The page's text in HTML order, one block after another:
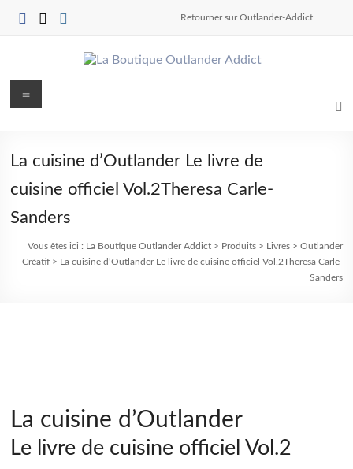
Retourner sur Outlander-Addict
La
Outlander
Addict
les
Outlander
"Shopping"
Menu
La cuisine d’Outlander Le livre de
cuisine officiel Vol.2Theresa Carle-
Sanders
Vous êtes ici : La Boutique Outlander Addict> Produits> Livres> Outlander
Créatif> La cuisine d’Outlander Le livre de cuisine officiel Vol.2Theresa Carle-
Sanders
La cuisine d’Outlander
Le livre de cuisine officiel Vol.2